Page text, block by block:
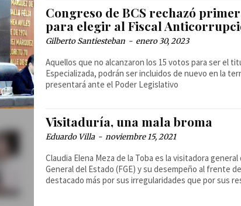
Congreso de BCS rechazó
para elegir al Fiscal
Gilberto Santiesteban - enero 30, 2023
Aquellos que no alcanzaron los 15 votos para ser el
Especializada, podrán ser incluidos de nuevo en la
presentará ante el Poder Legislativo
Visitaduría, una mala broma
Eduardo Villa - noviembre 15, 2021
Claudia Elena Meza de la Toba es la visitadora general
General del Estado (FGE) y su desempeño al frente
destacado más por sus irregularidades que por sus